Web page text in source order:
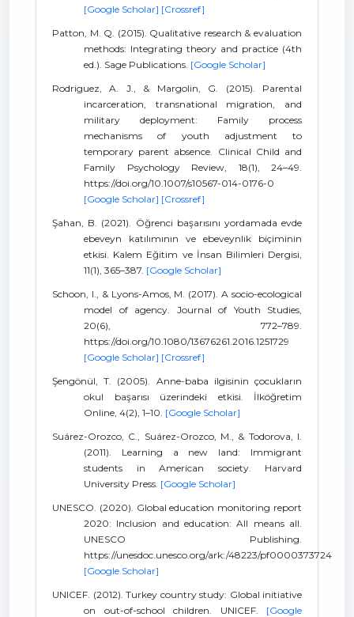
[Google Scholar] [Crossref]
Patton, M. Q. (2015). Qualitative research & evaluation
methods: Integrating theory and practice (4th
ed.). Sage Publications. [Google Scholar]
Rodriguez, A. J., & Margolin, G. (2015). Parental
incarceration, transnational migration, and
military deployment: Family process
mechanisms of youth adjustment to
temporary parent absence. Clinical Child and
Family Psychology Review, 18(1), 24–49.
https://doi.org/10.1007/s10567-014-0176-0
[Google Scholar] [Crossref]
Şahan, B. (2021). Öğrenci başarısını yordamada evde
ebeveyn katılımının ve ebeveynlik biçiminin
etkisi. Kalem Eğitim ve İnsan Bilimleri Dergisi,
11(1), 365–387. [Google Scholar]
Schoon, I., & Lyons-Amos, M. (2017). A socio-ecological
model of agency. Journal of Youth Studies,
20(6), 772–789.
https://doi.org/10.1080/13676261.2016.1251729
[Google Scholar] [Crossref]
Şengönül, T. (2005). Anne-baba ilgisinin çocukların
okul başarısı üzerindeki etkisi. İlköğretim
Online, 4(2), 1–10. [Google Scholar]
Suárez-Orozco, C., Suárez-Orozco, M., & Todorova, I.
(2011). Learning a new land: Immigrant
students in American society. Harvard
University Press. [Google Scholar]
UNESCO. (2020). Global education monitoring report
2020: Inclusion and education: All means all.
UNESCO Publishing.
https://unesdoc.unesco.org/ark:/48223/pf0000373724
[Google Scholar]
UNICEF. (2012). Turkey country study: Global initiative
on out-of-school children. UNICEF. [Google